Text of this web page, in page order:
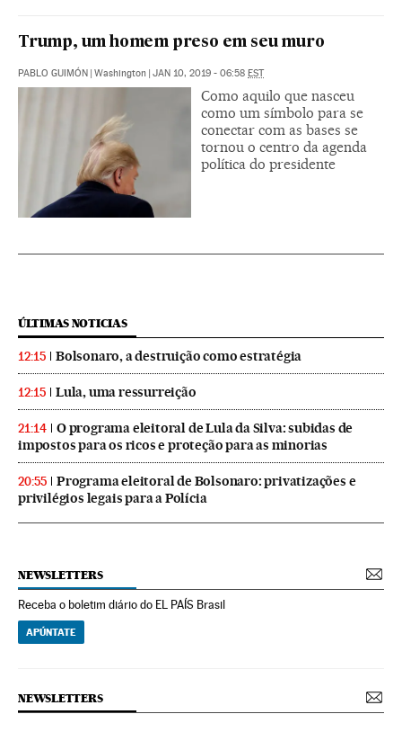
Trump, um homem preso em seu muro
PABLO GUIMÓN | Washington | JAN 10, 2019 - 06:58 EST
Como aquilo que nasceu
como um símbolo para se
conectar com as bases se
tornou o centro da agenda
política do presidente
ÚLTIMAS NOTICIAS
12:15 Bolsonaro, a destruição como estratégia
12:15 Lula, uma ressurreição
21:14
O programa eleitoral de Lula da Silva: subidas de
impostos para os ricos e proteção para as minorias
20:55
Programa eleitoral de Bolsonaro: privatizações e
privilégios legais para a Polícia
NEWSLETTERS
Receba o boletim diário do EL PAÍS Brasil
APÚNTATE
NEWSLETTERS